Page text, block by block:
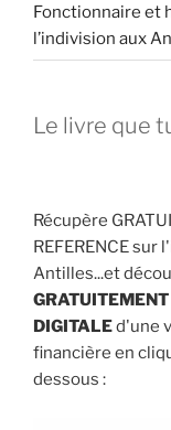
Fonctionnaire et
l’indivision aux
Le livre que
Récupère
REFERENCE
Antilles...et
DIGITALEd'une
financière en
dessous :